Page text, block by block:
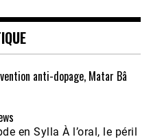
anti-dopage, Matar Bâ
en Sylla À l’oral, le péril